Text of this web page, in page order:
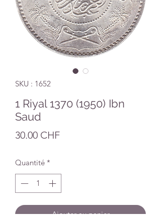
SKU : 1652
1 Riyal 1370 (1950) Ibn
Saud
30.00 CHFPrix
Quantité *
Ajouter au panier